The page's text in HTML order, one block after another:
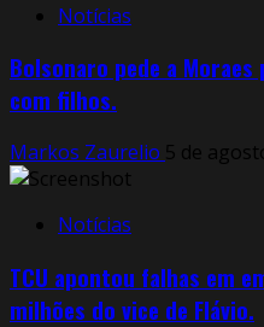
Notícias
Bolsonaro pede a
com filhos.
Markos Zaurelio 5 de
Notícias
TCU apontou falhas em
milhões do vice de Flávio.